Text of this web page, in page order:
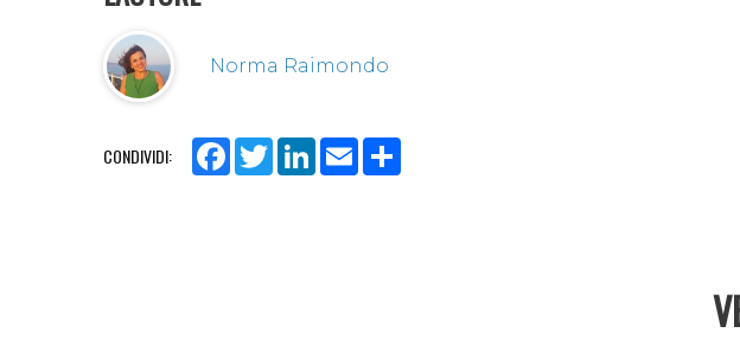
Norma Raimondo
CONDIVIDI: Facebook
TwitterLinkedIn
Email